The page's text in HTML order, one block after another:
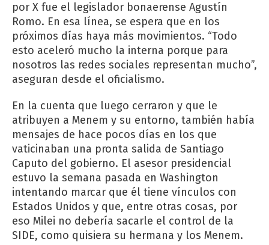
por X fue el legislador bonaerense Agustín
Romo. En esa línea, se espera que en los
próximos días haya más movimientos. “Todo
esto aceleró mucho la interna porque para
nosotros las redes sociales representan mucho”,
aseguran desde el oficialismo.
En la cuenta que luego cerraron y que le
atribuyen a Menem y su entorno, también había
mensajes de hace pocos días en los que
vaticinaban una pronta salida de Santiago
Caputo del gobierno. El asesor presidencial
estuvo la semana pasada en Washington
intentando marcar que él tiene vínculos con
Estados Unidos y que, entre otras cosas, por
eso Milei no debería sacarle el control de la
SIDE, como quisiera su hermana y los Menem.